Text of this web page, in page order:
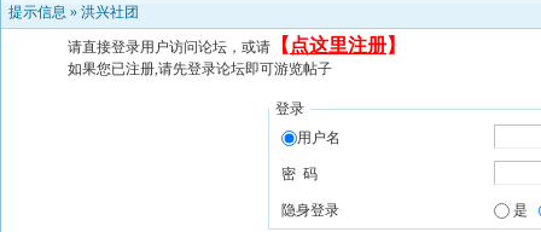
提示信息 » 洪兴社团
请直接登录用户访问论坛，或请 【 点这里注册】
如果您已注册,请先登录论坛即可游览帖子
登录
用户名
密 码
隐身登录 是